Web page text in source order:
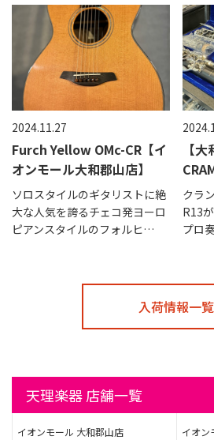
2024.11.27
Furch Yellow OMc-CR【イ
オンモール大和郡山店】
ソロスタイルのギタリストに絶
大な人気を誇るチェコ発ヨーロ
ピアンスタイルのフォルヒ…
【
クラ
R13
プロ
入荷情報一覧
天理楽器 店舗一覧
イオンモール 大和郡山店 イオン